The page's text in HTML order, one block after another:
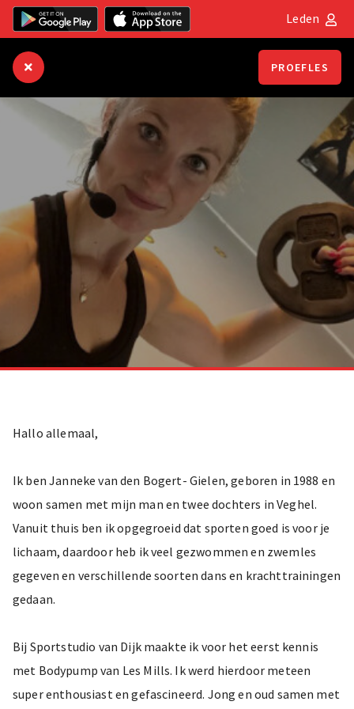
Hallo allemaal,
Ik ben Janneke van den Bogert- Gielen, geboren in 1988 en
woon samen met mijn man en twee dochters in Veghel.
Vanuit thuis ben ik opgegroeid dat sporten goed is voor je
lichaam, daardoor heb ik veel gezwommen en zwemles
gegeven en verschillende soorten dans en krachttrainingen
gedaan.
Bij Sportstudio van Dijk maakte ik voor het eerst kennis
met Bodypump van Les Mills. Ik werd hierdoor meteen
super enthousiast en gefascineerd. Jong en oud samen met
Leden
PROEFLES